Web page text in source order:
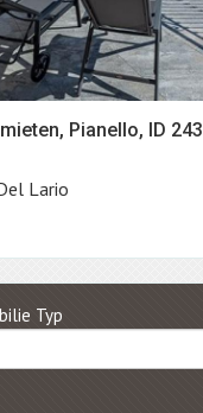
Pianello, ID 243
Lario
Typ